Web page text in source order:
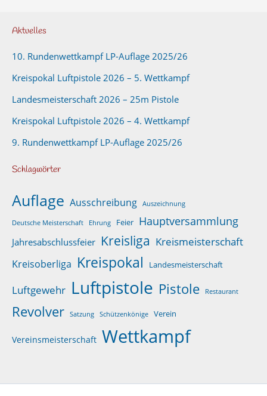
Aktuelles
10. Rundenwettkampf LP-Auflage 2025/26
Kreispokal Luftpistole 2026 – 5. Wettkampf
Landesmeisterschaft 2026 – 25m Pistole
Kreispokal Luftpistole 2026 – 4. Wettkampf
9. Rundenwettkampf LP-Auflage 2025/26
Schlagwörter
Auflage Ausschreibung Auszeichnung
Deutsche Meisterschaft Ehrung Feier Hauptversammlung
Jahresabschlussfeier Kreisliga Kreismeisterschaft
Kreisoberliga Kreispokal Landesmeisterschaft
Luftgewehr Luftpistole Pistole Restaurant
Revolver Satzung Schützenkönige Verein
Vereinsmeisterschaft Wettkampf